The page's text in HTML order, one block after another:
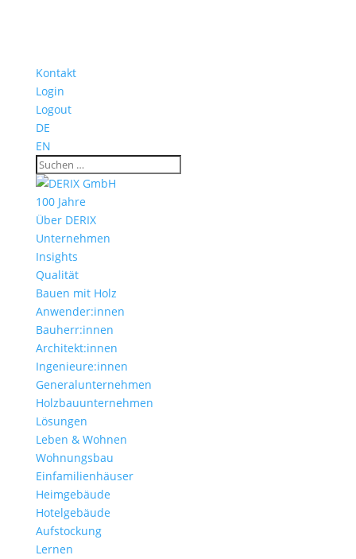
Kontakt
Login
Logout
DE
EN
100 Jahre
Über DERIX
Unternehmen
Insights
Qualität
Bauen mit Holz
Anwender:innen
Bauherr:innen
Architekt:innen
Ingenieure:innen
Generalunternehmen
Holzbauunternehmen
Lösungen
Leben & Wohnen
Wohnungs­bau
Einfamilien­häuser
Heimgebäude
Hotelgebäude
Aufstockung
Lernen